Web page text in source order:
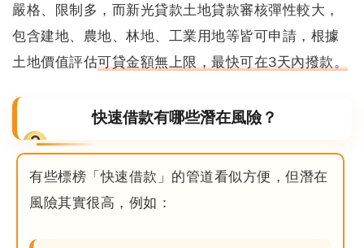
嚴格、限制多，而新光貸款土地貸款審核彈性較大 ，
包含建地、農地、林地、工業用地等皆可申請，根據
土地價值評估可貸金額無上限，最快可在3天內撥款。
快速借款有哪些潛在風險？
有些標榜「快速借款」的管道看似方便，但潛在
風險其實很高，例如：